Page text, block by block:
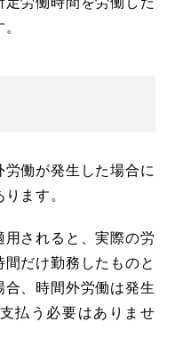
働が発生した場合に
ます。
されると、実際の労
だけ勤務したものと
、時間外労働は発生
払う必要はありませ